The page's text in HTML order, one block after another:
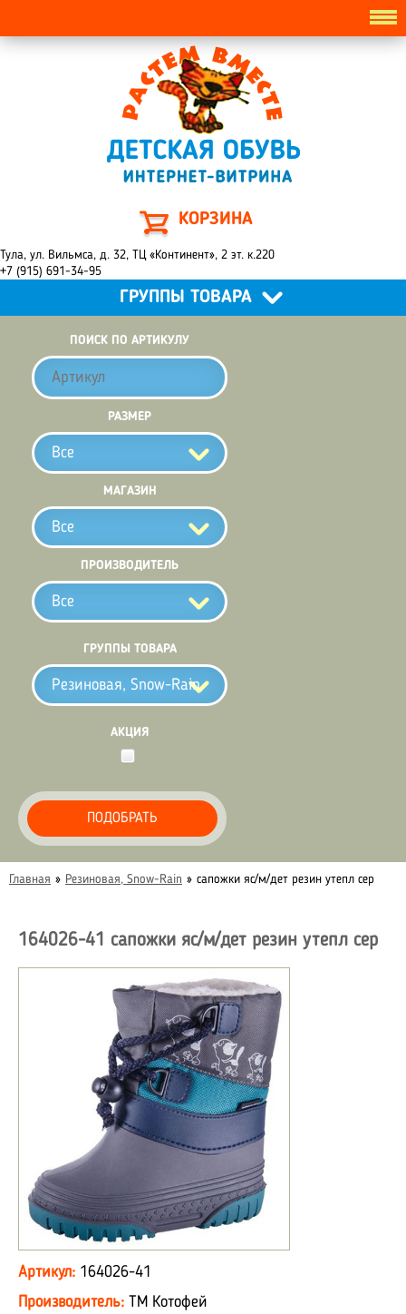
КОРЗИНА
Тула, ул. Вильмса, д. 32, ТЦ «Континент», 2 эт. к.220
+7 (915) 691-34-95
ГРУППЫ ТОВАРА
ПОИСК ПО АРТИКУЛУ
РАЗМЕР
Все
МАГАЗИН
Все
ПРОИЗВОДИТЕЛЬ
Все
ГРУППЫ ТОВАРА
Резиновая, Snow-Rain
АКЦИЯ
ПОДОБРАТЬ
Главная » Резиновая, Snow-Rain » сапожки яс/м/дет резин утепл сер
164026-41 сапожки яс/м/дет резин утепл сер
Артикул: 164026-41
Производитель: ТМ Котофей